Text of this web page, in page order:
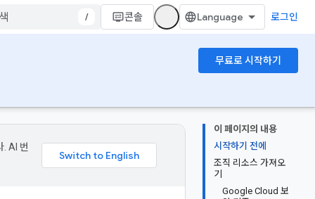
/ 콘솔 로그인
무료로 시작하기
이 페이지의 내용
시작하기 전에
조직 리소스 가져오
기
Google Cloud 보
. AI 번